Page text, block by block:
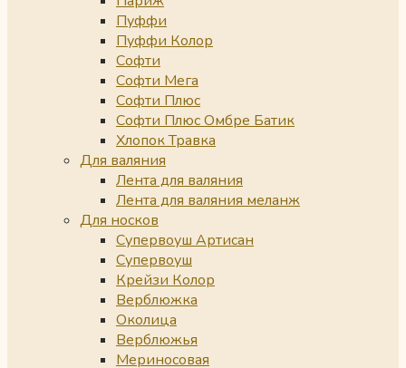
Пуффи
Пуффи Колор
Софти
Софти Мега
Софти Плюс
Софти Плюс Омбре Батик
Хлопок Травка
Для валяния
Лента для валяния
Лента для валяния меланж
Для носков
Супервоуш Артисан
Супервоуш
Крейзи Колор
Верблюжка
Околица
Верблюжья
Мериносовая